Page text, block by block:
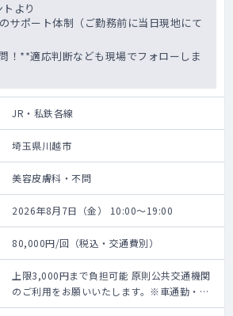
より
サポート体制（ご勤務前に当日現地にて
！**適応判断なども現場でフォローしま
JR・私鉄各線
埼玉県川越市
美容皮膚科・不問
2026年8月7日（金） 10:00～19:00
80,000円/回（税込・交通費別）
上限3,000円まで負担可能 原則公共交通機関
のご利用をお願いいたします。※車通勤・タ
クシー利用要相談